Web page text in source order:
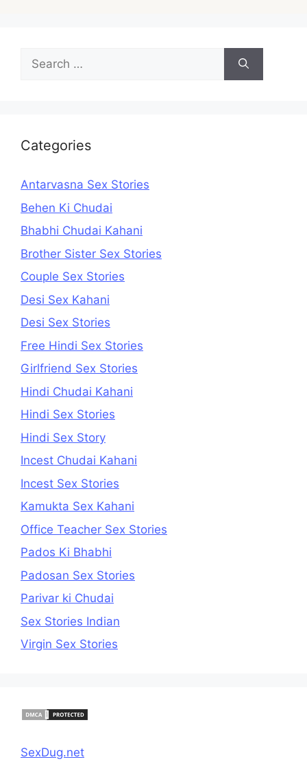
Search
for:
Categories
Antarvasna Sex Stories
Behen Ki Chudai
Bhabhi Chudai Kahani
Brother Sister Sex Stories
Couple Sex Stories
Desi Sex Kahani
Desi Sex Stories
Free Hindi Sex Stories
Girlfriend Sex Stories
Hindi Chudai Kahani
Hindi Sex Stories
Hindi Sex Story
Incest Chudai Kahani
Incest Sex Stories
Kamukta Sex Kahani
Office Teacher Sex Stories
Pados Ki Bhabhi
Padosan Sex Stories
Parivar ki Chudai
Sex Stories Indian
Virgin Sex Stories
SexDug.net